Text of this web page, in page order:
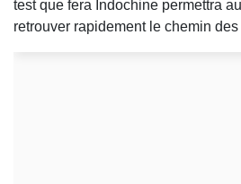
test que fera Indochine permettra
retrouver rapidement le chemin